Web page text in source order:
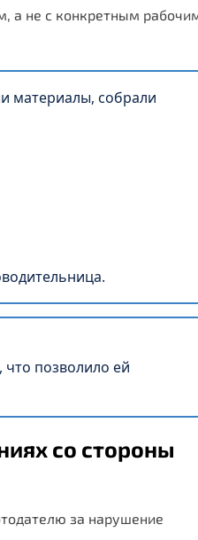
а не с конкретным
материалы, собрали
позволило ей
со стороны
за нарушение